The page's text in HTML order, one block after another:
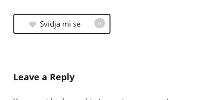
Svidja mi se 0
Leave a Reply